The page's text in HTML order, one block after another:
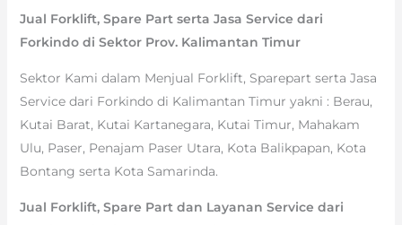
Jual Forklift, Spare Part serta Jasa Service dari
Forkindo di Sektor Prov. Kalimantan Timur
Sektor Kami dalam Menjual Forklift, Sparepart serta Jasa
Service dari Forkindo di Kalimantan Timur yakni : Berau,
Kutai Barat, Kutai Kartanegara, Kutai Timur, Mahakam
Ulu, Paser, Penajam Paser Utara, Kota Balikpapan, Kota
Bontang serta Kota Samarinda.
Jual Forklift, Spare Part dan Layanan Service dari